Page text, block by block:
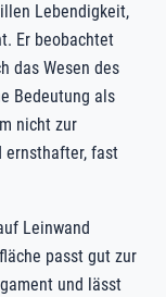
Lebendigkeit,
Er beobachtet
das Wesen des
Bedeutung als
nicht zur
ernsthafter, fast
Leinwand
passt gut zur
und lässt